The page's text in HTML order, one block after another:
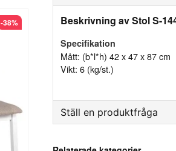
-38% Beskrivning av Stol S-
Specifikation
Mått: (b*l*h) 42 x 47 x 87 cm
Vikt: 6 (kg/st.)
Ställ en produktfråga
Fråga oss något om